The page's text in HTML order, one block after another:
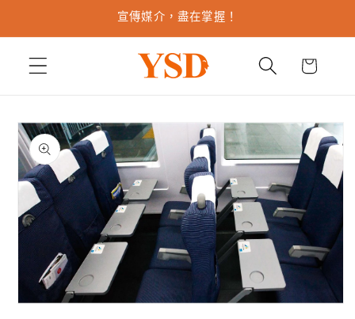
宣傳媒介，盡在掌握！
購
物
略過產
品資訊